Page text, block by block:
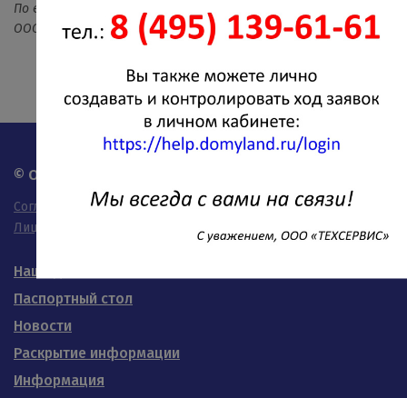
По возникшим вопросам обращайтесь в абонентский отдел
ООО «ТЕХСЕРВИС» по телефону: 55-08-75
© OOO "Техсервис" - 2026
Согласие на обработку персональных данных
Лицензия на осуществление деятельности
Наши дома
Паспортный стол
Новости
Раскрытие информации
Информация